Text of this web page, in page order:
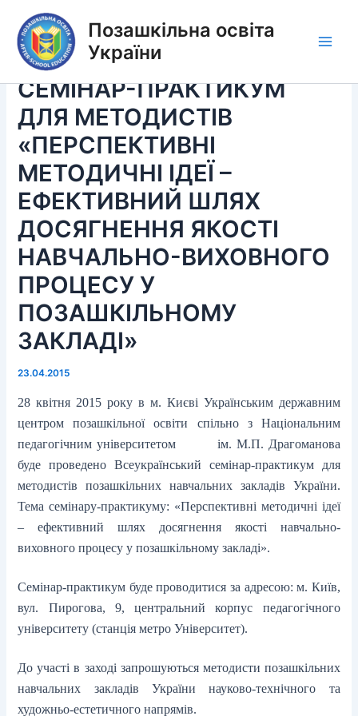
вмісту
Позашкільна освіта
України
СЕМІНАР-ПРАКТИКУМ
ДЛЯ МЕТОДИСТІВ
«ПЕРСПЕКТИВНІ
МЕТОДИЧНІ ІДЕЇ –
ЕФЕКТИВНИЙ ШЛЯХ
ДОСЯГНЕННЯ ЯКОСТІ
НАВЧАЛЬНО-ВИХОВНОГО
ПРОЦЕСУ У
ПОЗАШКІЛЬНОМУ
ЗАКЛАДІ»
23.04.2015
28 квітня 2015 року в м. Києві Українським державним
центром позашкільної освіти спільно з Національним
педагогічним університетом ім. М.П. Драгоманова
буде проведено Всеукраїнський семінар-практикум для
методистів позашкільних навчальних закладів України.
Тема семінару-практикуму: «Перспективні методичні ідеї
– ефективний шлях досягнення якості навчально-
виховного процесу у позашкільному закладі».
Семінар-практикум буде проводитися за адресою: м. Київ,
вул. Пирогова, 9, центральний корпус педагогічного
університету (станція метро Університет).
До участі в заході запрошуються методисти позашкільних
навчальних закладів України науково-технічного та
художньо-естетичного напрямів.